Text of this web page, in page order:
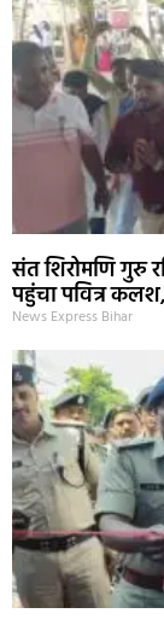
संत शिरोमणि गुरु
पहुंचा पवित्र
News Express Bihar